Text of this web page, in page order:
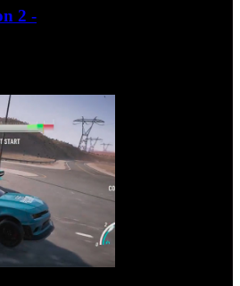
2 -